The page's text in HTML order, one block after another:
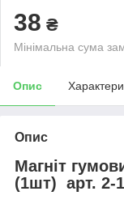
38 ₴
Мінімальна сума
Опис
Опис
Магніт
(1шт) арт. 2-